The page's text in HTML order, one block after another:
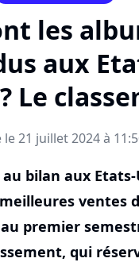
les
aux
Le
le 21 juillet 2024 à
bilan aux
ventes
premier
qui